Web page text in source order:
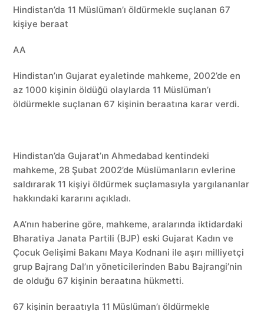
Hindistan’da 11 Müslüman’ı öldürmekle suçlanan 67
kişiye beraat
AA
Hindistan’ın Gujarat eyaletinde mahkeme, 2002’de en
az 1000 kişinin öldüğü olaylarda 11 Müslüman’ı
öldürmekle suçlanan 67 kişinin beraatına karar verdi.
Hindistan’da Gujarat’ın Ahmedabad kentindeki
mahkeme, 28 Şubat 2002’de Müslümanların evlerine
saldırarak 11 kişiyi öldürmek suçlamasıyla yargılananlar
hakkındaki kararını açıkladı.
AA’nın haberine göre, mahkeme, aralarında iktidardaki
Bharatiya Janata Partili (BJP) eski Gujarat Kadın ve
Çocuk Gelişimi Bakanı Maya Kodnani ile aşırı milliyetçi
grup Bajrang Dal’ın yöneticilerinden Babu Bajrangi’nin
de olduğu 67 kişinin beraatına hükmetti.
67 kişinin beraatıyla 11 Müslüman’ı öldürmekle